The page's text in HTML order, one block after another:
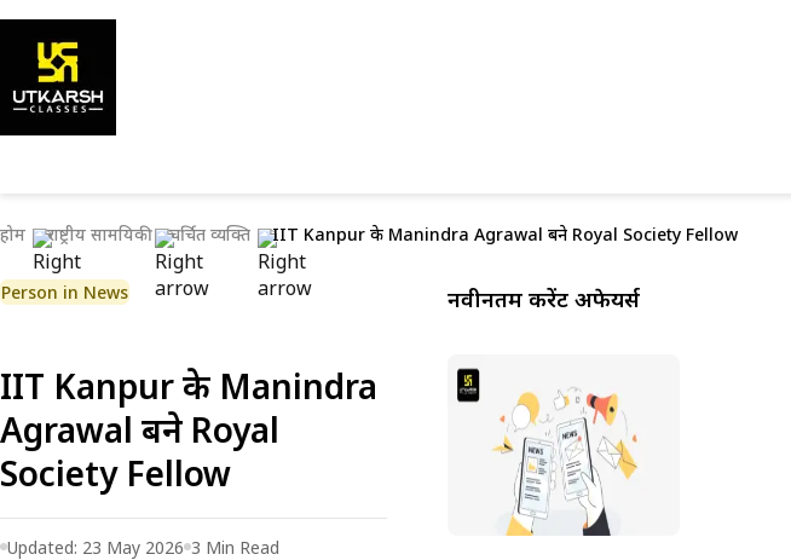
होम राष्ट्रीय सामयिकी चर्चित व्यक्ति IIT Kanpur के Manindra Agrawal बने Royal Society Fellow
Person in News
IIT Kanpur के Manindra
Agrawal बने Royal
Society Fellow
Updated: 23 May 2026 3 Min Read
नवीनतम करेंट अफेयर्स